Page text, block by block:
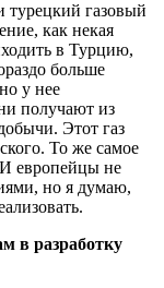
турецкий газовый
как некая
в Турцию,
больше
у нее
получают из
Этот газ
То же самое
европейцы не
но я думаю,
в разработку